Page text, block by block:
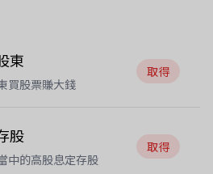
東
買股票賺大錢
取得
股
中的高股息定存股
取得